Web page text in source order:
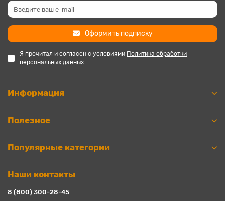
Оформить подписку
Я прочитал и согласен с условиями Политика обработки
персональных данных
Информация
Полезное
Популярные категории
Наши контакты
8 (800) 300-28-45